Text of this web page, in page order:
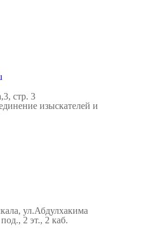
стр. 3
изыскателей и
ул.Абдулхакима
2 эт., 2 каб.